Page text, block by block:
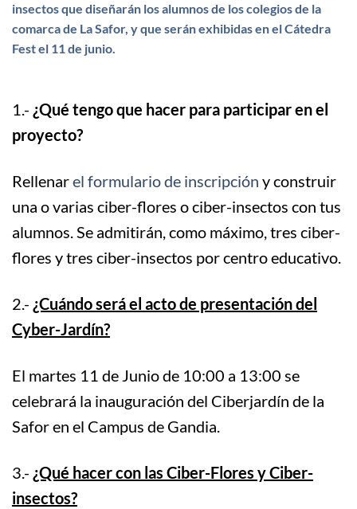
insectos que diseñarán los alumnos de los colegios de la
comarca de La Safor, y que serán exhibidas en el Cátedra
Fest el 11 de junio.
1.- ¿Qué tengo que hacer para participar en el
proyecto?
Rellenarel formulario de inscripción y construir
una o varias ciber-flores o ciber-insectos con tus
alumnos. Se admitirán, como máximo, tres ciber-
flores y tres ciber-insectos por centro educativo.
2.- ¿Cuándo será el acto de presentación del
Cyber-Jardín?
El martes 11 de Junio de 10:00 a 13:00 se
celebrará la inauguración del Ciberjardín de la
Safor en el Campus de Gandia.
3.- ¿Qué hacer con las Ciber-Flores y Ciber-
insectos?